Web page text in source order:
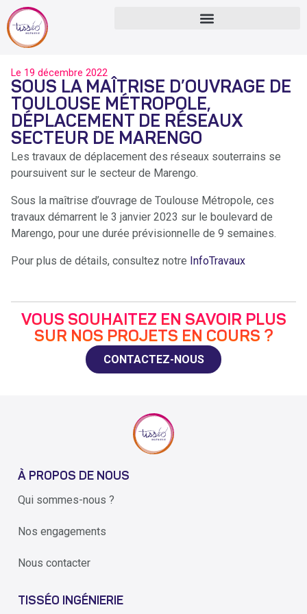
Le 19 décembre 2022
SOUS LA MAÎTRISE D’OUVRAGE DE
TOULOUSE MÉTROPOLE,
DÉPLACEMENT DE RÉSEAUX
SECTEUR DE MARENGO
Les travaux de déplacement des réseaux souterrains se
poursuivent sur le secteur de Marengo.
Sous la maîtrise d’ouvrage de Toulouse Métropole, ces
travaux démarrent le 3 janvier 2023 sur le boulevard de
Marengo, pour une durée prévisionnelle de 9 semaines.
Pour plus de détails, consultez notre InfoTravaux
VOUS SOUHAITEZ EN SAVOIR PLUS
SUR NOS PROJETS EN COURS ?
CONTACTEZ-NOUS
À PROPOS DE NOUS
Qui sommes-nous ?
Nos engagements
Nous contacter
TISSÉO INGÉNIERIE